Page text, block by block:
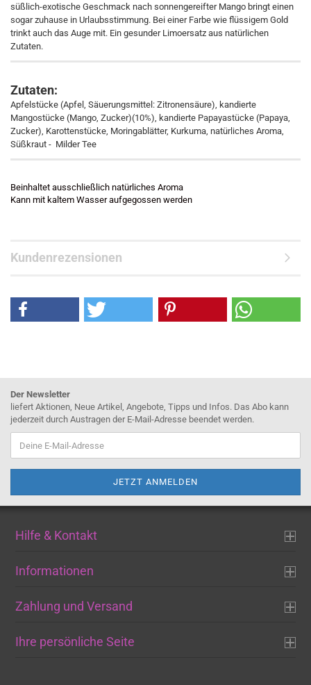
süßlich-exotische Geschmack nach sonnengereifter Mango bringt einen
sogar zuhause in Urlaubsstimmung. Bei einer Farbe wie flüssigem Gold
trinkt auch das Auge mit. Ein gesunder Limoersatz aus natürlichen
Zutaten.
Zutaten:
Apfelstücke (Apfel, Säuerungsmittel: Zitronensäure), kandierte
Mangostücke (Mango, Zucker)(10%), kandierte Papayastücke (Papaya,
Zucker), Karottenstücke, Moringablätter, Kurkuma, natürliches Aroma,
Süßkraut - Milder Tee
Beinhaltet ausschließlich natürliches Aroma
Kann mit kaltem Wasser aufgegossen werden
Kundenrezensionen
Der Newsletter
liefert Aktionen, Neue Artikel, Angebote, Tipps und Infos. Das Abo kann
jederzeit durch Austragen der E-Mail-Adresse beendet werden.
Hilfe & Kontakt
Informationen
Zahlung und Versand
Ihre persönliche Seite